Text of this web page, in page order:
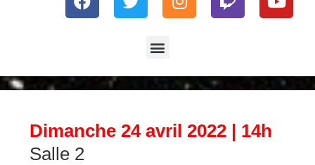
Dimanche 24 avril 2022 | 14h
Salle 2